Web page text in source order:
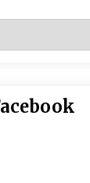
de 2022
Carlos Amigo